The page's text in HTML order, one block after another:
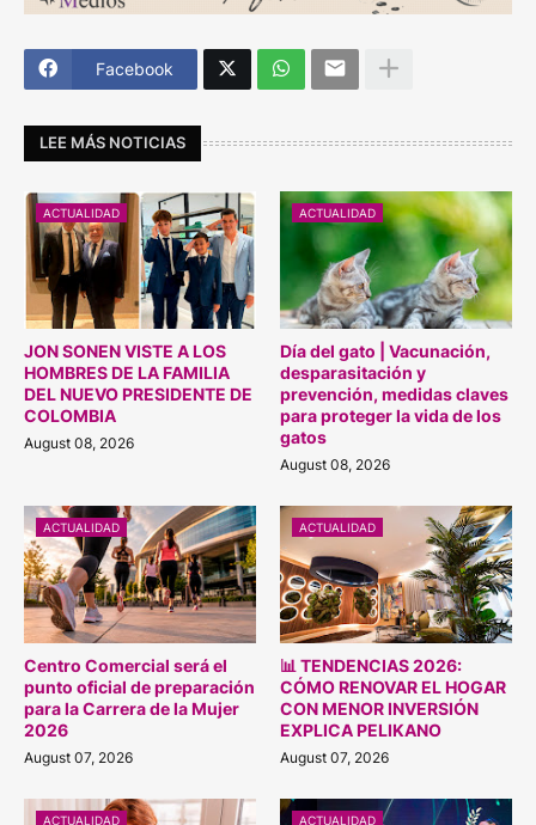
Facebook
LEE MÁS NOTICIAS
ACTUALIDAD
JON SONEN VISTE A LOS
HOMBRES DE LA FAMILIA
DEL NUEVO PRESIDENTE DE
COLOMBIA
August 08, 2026
ACTUALIDAD
Día del gato | Vacunación,
desparasitación y
prevención, medidas claves
para proteger la vida de los
gatos
August 08, 2026
ACTUALIDAD
Centro Comercial será el
punto oficial de preparación
para la Carrera de la Mujer
2026
August 07, 2026
ACTUALIDAD
📊 TENDENCIAS 2026:
CÓMO RENOVAR EL HOGAR
CON MENOR INVERSIÓN
EXPLICA PELIKANO
August 07, 2026
ACTUALIDAD ACTUALIDAD